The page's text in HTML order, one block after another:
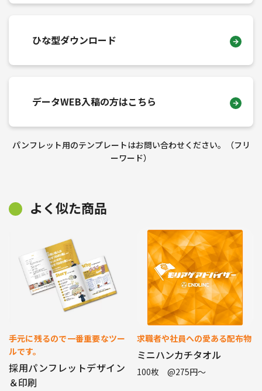
ひな型ダウンロード
データWEB入稿の方はこちら
パンフレット用のテンプレートはお問い合わせください。（フリ
ーワード）
よく似た商品
手元に残るので一番重要なツー
ルです。
採用パンフレットデザイン
＆印刷
求職者や社員への愛ある配布物
ミニハンカチタオル
100枚 @275円〜